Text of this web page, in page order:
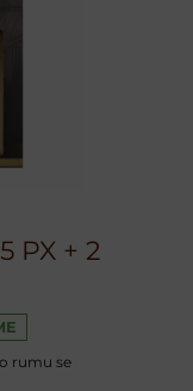
PX + 2
rumu se